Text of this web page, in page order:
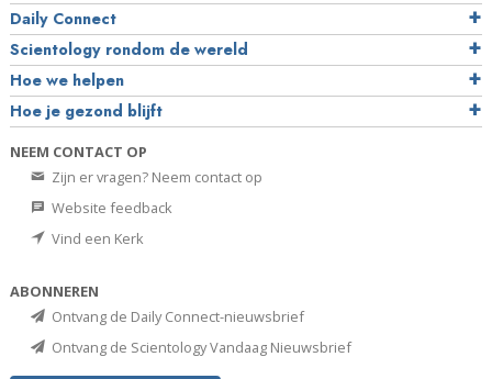
Daily Connect
Scientology rondom de wereld
Hoe we helpen
Hoe je gezond blijft
NEEM CONTACT OP
Zijn er vragen? Neem contact op
Website feedback
Vind een Kerk
ABONNEREN
Ontvang de Daily Connect-nieuwsbrief
Ontvang de Scientology Vandaag Nieuwsbrief